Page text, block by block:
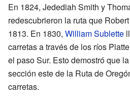
En 1824, Jedediah Smith y
redescubrieron la ruta que
1813. En 1830, William Sublette
carretas a través de los ríos
el paso Sur. Esto demostró que
sección este de la Ruta de
carretas.